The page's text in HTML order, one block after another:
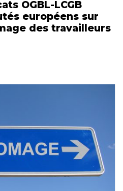
OGBL-LCGB
européens sur
des travailleurs